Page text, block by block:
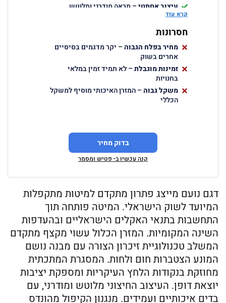
עיצוב אסתטי– מראה מודרני ומלוטש
המתאים לכל סגנון עיצוב
מתאים לשימוש תכוף
המאפשרת שימוש כמעט יומיומי
קרא עוד
חסרונות
מחיר בפלח הגבוה – יקר מדגמים בסיסיים
אחרים בשוק
זמינות מוגבלת– לא תמיד זמין במלאי
בחנויות
משקל גבוה – המזרן האיכותי מוסיף למשקל
הכללי
בדוק מחיר
קנה עכשיו ב- פטיש ומסמר
דגם נועם מייצג פתרון מתקדם למיטות מתקפלות
המיועד לשוק הישראלי. המיטה פותחה תוך
התחשבות בתנאי האקלים הישראליים ובהעדפות
השינה המקומיות. המזרן הכלול עשוי מקצף מתקדם
המשלב טכנולוגיית זיכרון הצורה עם מבנה נושם
המונע הצטברות חום ולחות. המסגרת המתכתית
מחוזקת בנקודות הלחץ העיקריות ומספקת יציבות
יוצאת דופן. העיצוב החיצוני מלוטש ומודרני, עם
בדים איכותיים ועמידים. מנגנון הקיפול מהונדס